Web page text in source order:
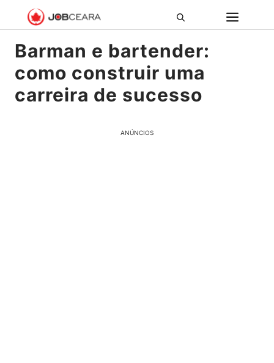
para
conteúdo
Barman e bartender:
como construir uma
carreira de sucesso
ANÚNCIOS